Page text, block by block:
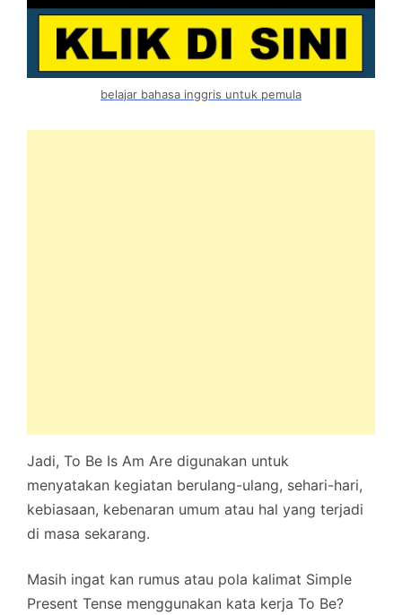
belajar bahasa inggris untuk pemula
Jadi, To Be Is Am Are digunakan untuk
menyatakan kegiatan berulang-ulang, sehari-hari,
kebiasaan, kebenaran umum atau hal yang terjadi
di masa sekarang.
Masih ingat kan rumus atau pola kalimat Simple
Present Tense menggunakan kata kerja To Be?